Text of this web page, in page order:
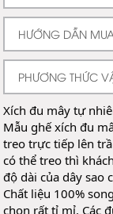
HƯỚNG DẪN
PHƯƠNG THỨC
Xích đu mây tự
Mẫu ghế xích đu
treo trực tiếp lên
có thể treo thì
độ dài của dây sao
Chất liệu 100%
chọn rất tỉ mỉ. Các